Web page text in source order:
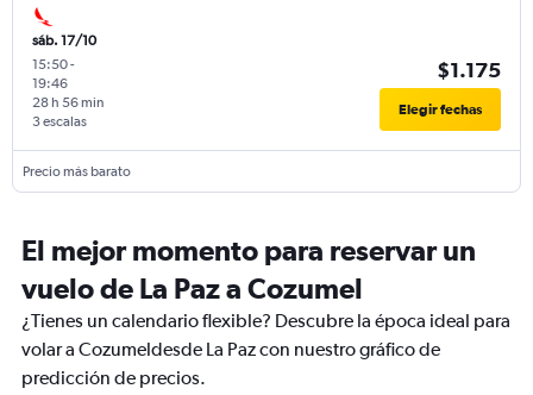
sáb. 17/10
15:50-
19:46
3 escalas
28 h 56 min
$1.175
Elegir fechas
Precio más barato
El mejor momento para reservar un
vuelo de La Paz a Cozumel
¿Tienes un calendario flexible? Descubre la época ideal para
volar a Cozumeldesde La Paz con nuestro gráfico de
predicción de precios.